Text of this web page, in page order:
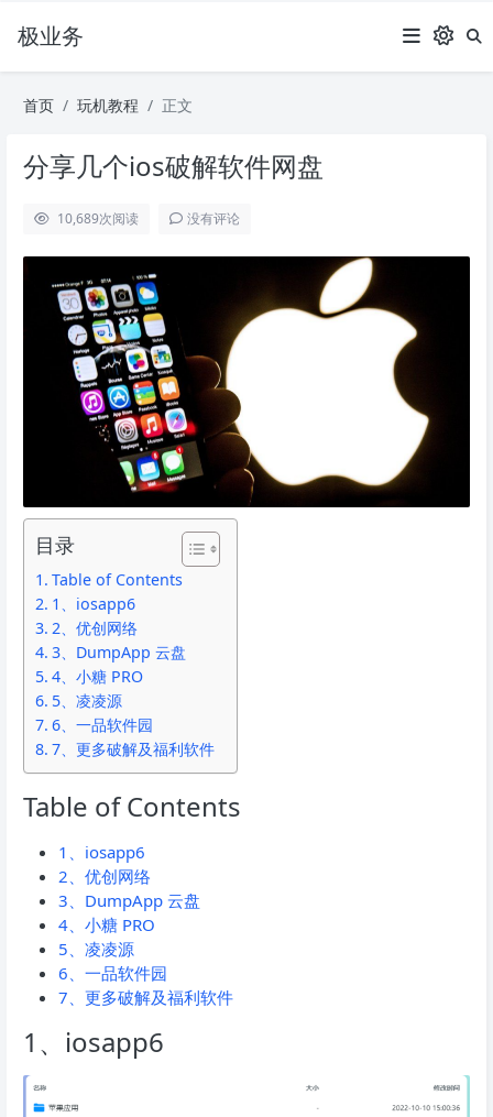
极业务
首页 玩机教程 正文
分享几个ios破解软件网盘
10,689次阅读 没有评论
目录
Table of Contents
1、iosapp6
2、优创网络
3、DumpApp 云盘
4、小糖 PRO
5、凌凌源
6、一品软件园
7、更多破解及福利软件
Table of Contents
1、iosapp6
2、优创网络
3、DumpApp 云盘
4、小糖 PRO
5、凌凌源
6、一品软件园
7、更多破解及福利软件
1、iosapp6